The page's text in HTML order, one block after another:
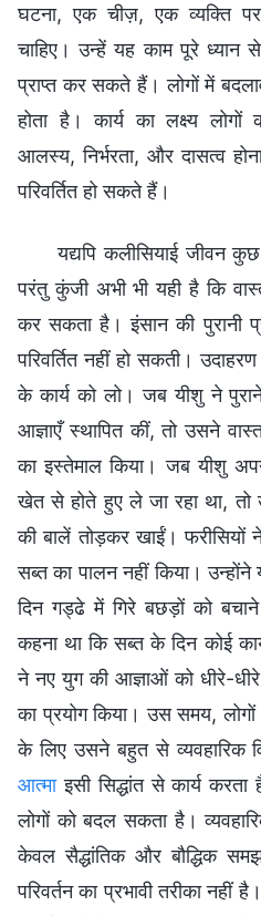
घटना, एक चीज़, एक व्यक्ति
चाहिए। उन्हें यह काम पूरे ध्यान
प्राप्त कर सकते हैं। लोगों में
होता है। कार्य का लक्ष्य
आलस्य, निर्भरता, और दासत्व
परिवर्तित हो सकते हैं।
यद्यपि कलीसियाई जीवन
परंतु कुंजी अभी भी यही है कि
कर सकता है। इंसान की पुरानी
परिवर्तित नहीं हो सकती।
के कार्य को लो। जब यीशु ने
आज्ञाएँ स्थापित कीं, तो उसने
का इस्तेमाल किया। जब यीशु
खेत से होते हुए ले जा रहा था,
की बालें तोड़कर खाईं। फरीसियों
सब्त का पालन नहीं किया।
दिन गड्ढे में गिरे बछड़ों को
कहना था कि सब्त के दिन कोई
ने नए युग की आज्ञाओं को धीरे-
का प्रयोग किया। उस समय,
के लिए उसने बहुत से व्यवहारिक
आत्माइसी सिद्धांत से कार्य
लोगों को बदल सकता है।
केवल सैद्धांतिक और बौद्धिक
परिवर्तन का प्रभावी तरीका नहीं